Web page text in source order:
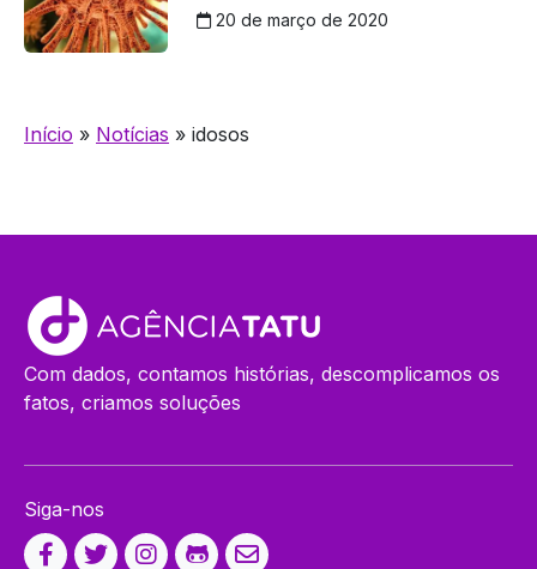
20 de março de 2020
Início » Notícias » idosos
Com dados, contamos histórias, descomplicamos os
fatos, criamos soluções
Siga-nos